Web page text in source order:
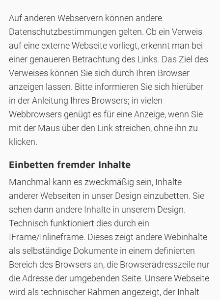
Auf anderen Webservern können andere
Datenschutzbestimmungen gelten. Ob ein Verweis
auf eine externe Webseite vorliegt, erkennt man bei
einer genaueren Betrachtung des Links. Das Ziel des
Verweises können Sie sich durch Ihren Browser
anzeigen lassen. Bitte informieren Sie sich hierüber
in der Anleitung Ihres Browsers; in vielen
Webbrowsers genügt es für eine Anzeige, wenn Sie
mit der Maus über den Link streichen, ohne ihn zu
klicken.
Einbetten fremder Inhalte
Manchmal kann es zweckmäßig sein, Inhalte
anderer Webseiten in unser Design einzubetten. Sie
sehen dann andere Inhalte in unserem Design.
Technisch funktioniert dies durch ein
IFrame/Inlineframe. Dieses zeigt andere Webinhalte
als selbständige Dokumente in einem definierten
Bereich des Browsers an, die Browseradresszeile nur
die Adresse der umgebenden Seite. Unsere Webseite
wird als technischer Rahmen angezeigt, der Inhalt